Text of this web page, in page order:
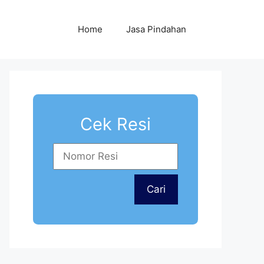
Home Jasa Pindahan
Cek Resi
Cari